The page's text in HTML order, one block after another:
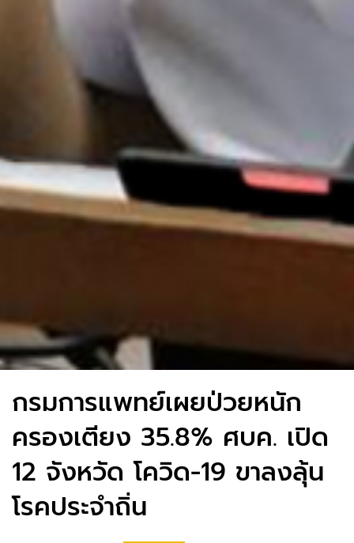
กรมการแพทย์เผยป่วยหนัก
ครองเตียง 35.8% ศบค. เปิด
12 จังหวัด โควิด-19 ขาลงลุ้น
โรคประจำถิ่น